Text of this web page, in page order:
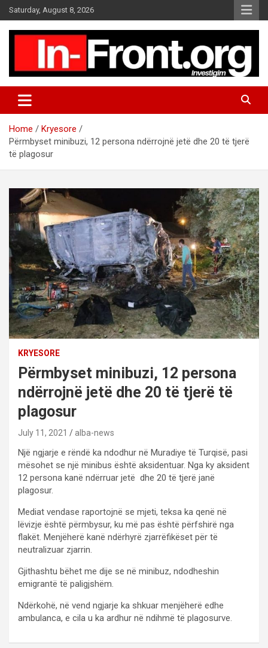
k
Saturday, August 8, 2026
Home
Kryesore
Përmbyset minibuzi, 12 persona ndërrojnë jetë dhe 20 të tjerë
të plagosur
KRYESORE
Përmbyset minibuzi, 12 persona
ndërrojnë jetë dhe 20 të tjerë të
plagosur
July 11, 2021 alba-news
Një ngjarje e rëndë ka ndodhur në Muradiye të Turqisë, pasi
mësohet se një minibus është aksidentuar. Nga ky aksident
12 persona kanë ndërruar jetë dhe 20 të tjerë janë
plagosur.
Mediat vendase raportojnë se mjeti, teksa ka qenë në
lëvizje është përmbysur, ku më pas është përfshirë nga
flakët. Menjëherë kanë ndërhyrë zjarrëfikëset për të
neutralizuar zjarrin.
Gjithashtu bëhet me dije se në minibuz, ndodheshin
emigrantë të paligjshëm.
Ndërkohë, në vend ngjarje ka shkuar menjëherë edhe
ambulanca, e cila u ka ardhur në ndihmë të plagosurve.